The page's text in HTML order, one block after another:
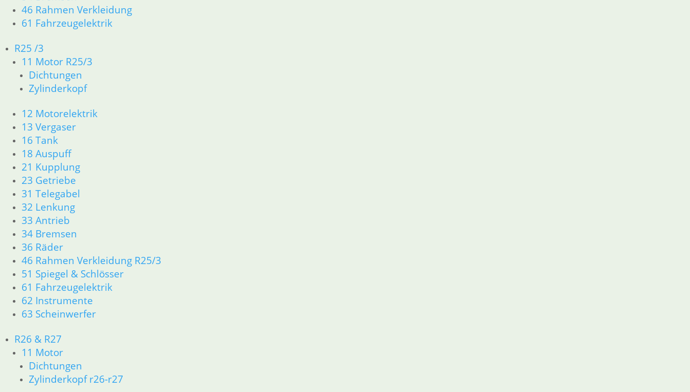
46 Rahmen Verkleidung
61 Fahrzeugelektrik
R25 /3
11 Motor R25/3
Dichtungen
Zylinderkopf
12 Motorelektrik
13 Vergaser
16 Tank
18 Auspuff
21 Kupplung
23 Getriebe
31 Telegabel
32 Lenkung
33 Antrieb
34 Bremsen
36 Räder
46 Rahmen Verkleidung R25/3
51 Spiegel & Schlösser
61 Fahrzeugelektrik
62 Instrumente
63 Scheinwerfer
R26 & R27
11 Motor
Dichtungen
Zylinderkopf r26-r27
Tankdeckel Abschließbar
inkl. MwSt.
zzgl.
In den Warenkorb
Dichtung für Tankdeckel
22,50
inkl. MwSt.
zzgl.
In den Warenkorb
Stift für Tankdeckel
6,50
Artikelnummer: 1230883
zzgl. Versandkosten
In den Warenkorb
Dichtring Benzinhahn am Tank
zzgl.
In den Warenkorb